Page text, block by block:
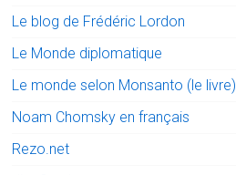
Le blog de Frédéric Lordon
Le Monde diplomatique
Le monde selon Monsanto (le livre)
Noam Chomsky en français
Rezo.net